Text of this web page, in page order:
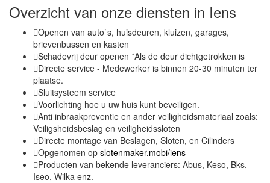
Overzicht van onze diensten in Iens
Openen van auto`s, huisdeuren, kluizen, garages,
brievenbussen en kasten
Schadevrij deur openen *Als de deur dichtgetrokken is
Directe service - Medewerker is binnen 20-30 minuten ter
plaatse.
Sluitsysteem service
Voorlichting hoe u uw huis kunt beveiligen.
Anti inbraakpreventie en ander veiligheidsmateriaal zoals:
Veiligsheidsbeslag en veiligheidssloten
Directe montage van Beslagen, Sloten, en Cilinders
Opgenomen op slotenmaker.mobi/iens
Producten van bekende leveranciers: Abus, Keso, Bks,
Iseo, Wilka enz.